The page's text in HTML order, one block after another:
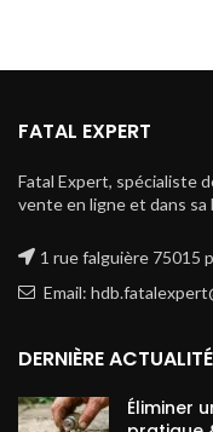
FATAL EXPERT
Fatal Expert, spécialiste
vente en ligne et dans
1 rue falguière 75015
Email:
DERNIÈRE
Éliminer